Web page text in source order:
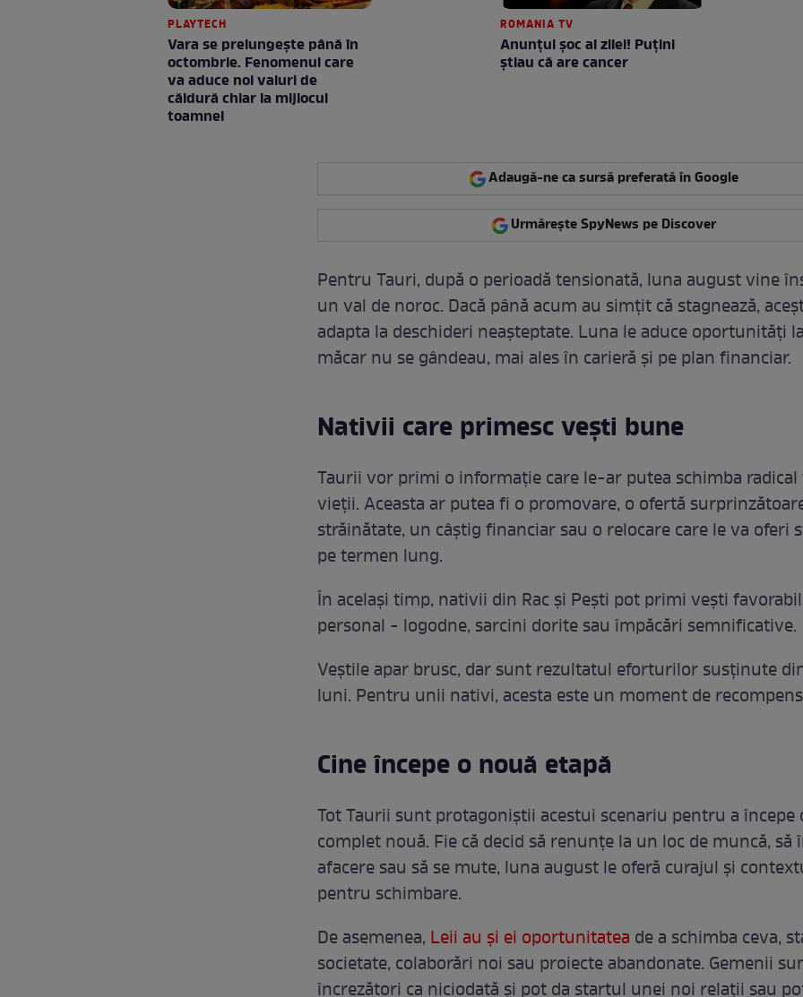
PLAYTECH
Vara se prelungeşte până în
octombrie. Fenomenul care
va aduce noi valuri de
căldură chiar la mijlocul
toamnei
ROMANIA TV
Anunţul şoc al zilei! Puţini
ştiau că are cancer
Adaugă-ne ca sursă preferată în Google
Urmărește SpyNews pe Discover
Pentru Tauri, după o perioadă tensionată, luna august vine
un val de noroc. Dacă până acum au simțit că stagnează,
adapta la deschideri neașteptate. Luna le aduce oportunități
măcar nu se gândeau, mai ales în carieră și pe plan financiar.
Nativii care primesc vești bune
Taurii vor primi o informație care le-ar putea schimba
vieții. Aceasta ar putea fi o promovare, o ofertă
străinătate, un câștig financiar sau o relocare care le va oferi
pe termen lung.
În același timp, nativii din Rac și Pești pot primi vești
personal - logodne, sarcini dorite sau împăcări semnificative.
Veștile apar brusc, dar sunt rezultatul eforturilor susținute
luni. Pentru unii nativi, acesta este un moment de
Cine începe o nouă etapă
Tot Taurii sunt protagoniștii acestui scenariu pentru a începe
complet nouă. Fie că decid să renunțe la un loc de muncă, să
afacere sau să se mute, luna august le oferă curajul și
pentru schimbare.
De asemenea, Leii au și ei oportunitatea de a schimba ceva,
societate, colaborări noi sau proiecte abandonate. Gemenii
încrezători ca niciodată și pot da startul unei noi relații sau